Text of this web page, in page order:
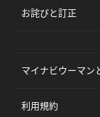
お詫びと訂正
マイナビウーマン
利用規約